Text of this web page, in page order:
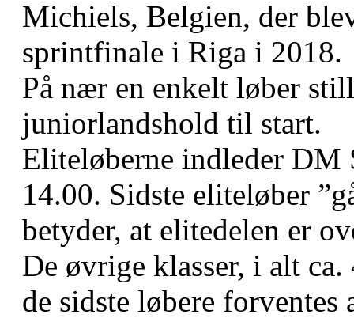
Michiels, Belgien, der
sprintfinale i Riga i 2018.
På nær en enkelt løber
juniorlandshold til start.
Eliteløberne indleder DM
14.00. Sidste eliteløber
betyder, at elitedelen er
De øvrige klasser, i alt
de sidste løbere